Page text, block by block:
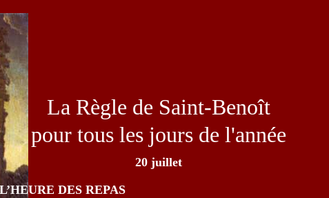
La Règle de Saint-Benoît
pour tous les jours de l'année
20 juillet
DES REPAS